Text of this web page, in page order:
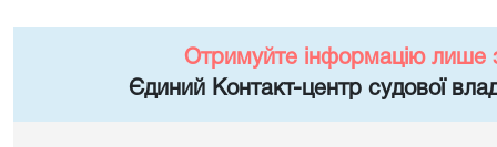
Отримуйте інформацію лише
Єдиний Контакт-центр судової